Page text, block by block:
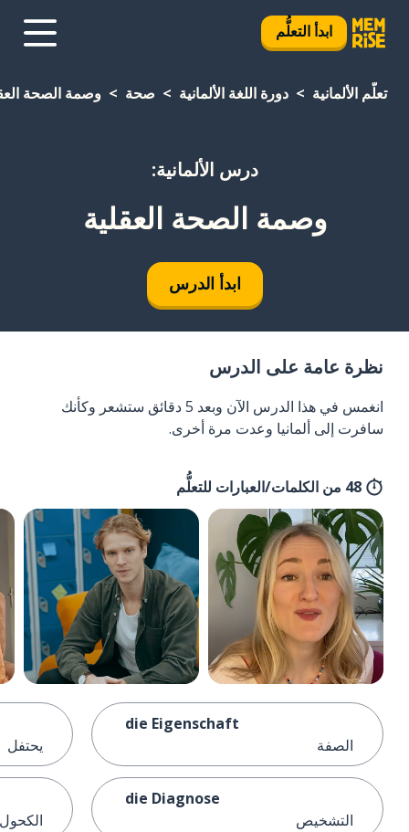
ابدأ التعلُّم
تعلَّم الألمانية دورة اللغة الألمانية صحة وصمة الصحة
درس الألمانية:
وصمة الصحة العقلية
ابدأ الدرس
نظرة عامة على الدرس
انغمس في هذا الدرس الآن وبعد 5 دقائق ستشعر وكأنك
سافرت إلى ألمانيا وعدت مرة أخرى.
48 من الكلمات/العبارات للتعلُّم
die Eigenschaft
الصفة
die Diagnose
التشخيص
يحتفل
الكحول